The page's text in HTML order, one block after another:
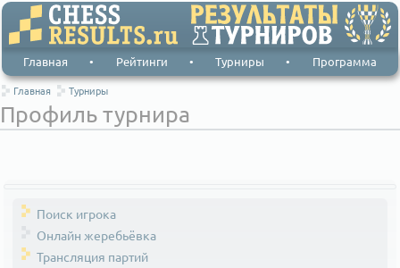
Главная • Рейтинги • Турниры • Программа
Главная Турниры
Профиль турнира
Поиск игрока
Онлайн жеребьёвка
Трансляция партий